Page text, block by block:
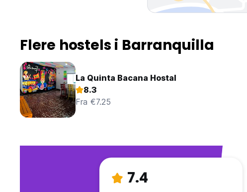
Flere hostels i Barranquilla
La Quinta Bacana Hostal
8.3
Fra €7.25
7.4